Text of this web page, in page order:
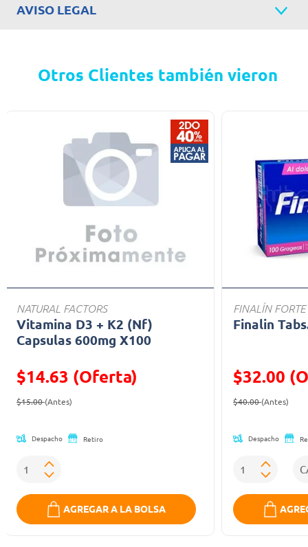
AVISO LEGAL
Otros Clientes también vieron
NATURAL FACTORS
Vitamina D3 + K2 (Nf)
Capsulas 600mg X100
$14.63 (Oferta)
Precio reducido de
$15.00(Antes)
Despacho Retiro
AGREGAR A LA BOLSA
FINALÍN FORTE
Finalin
$32.00
Precio
$40.00(Antes)
Despacho